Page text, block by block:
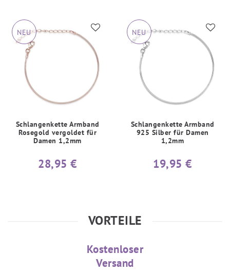
NEU
Schlangenkette Armband
Rosegold vergoldet für
Damen 1,2mm
28,95 €
NEU
Schlangenkette Armband
925 Silber für Damen
1,2mm
19,95 €
VORTEILE
Kostenloser
Versand